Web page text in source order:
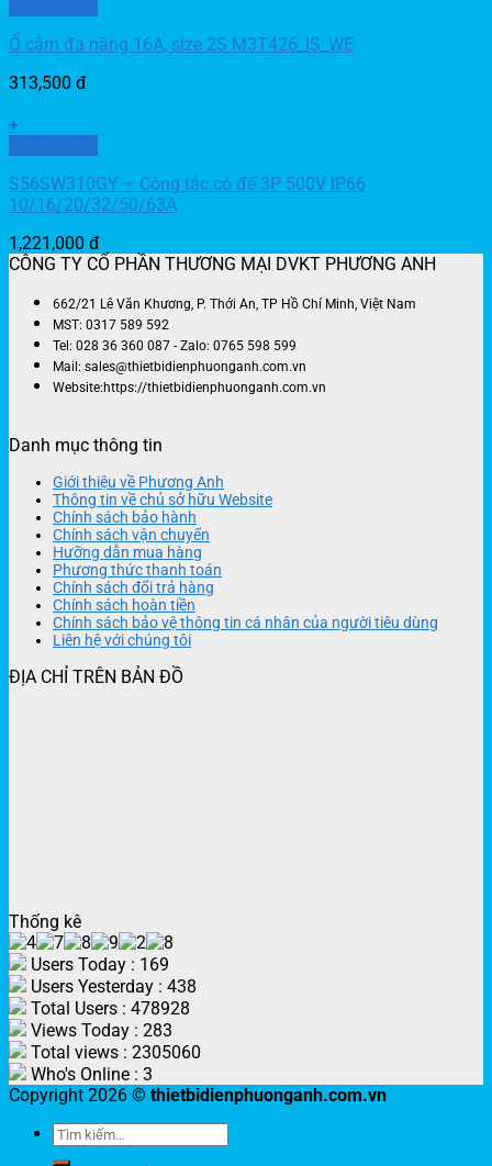
Ổ cắm đa năng 16A, size 2S M3T426_IS_WE
313,500 đ
+
S56SW310GY – Công tắc có đế 3P 500V IP66
10/16/20/32/50/63A
1,221,000 đ
CÔNG TY CỔ PHẦN THƯƠNG MẠI DVKT PHƯƠNG ANH
662/21 Lê Văn Khương, P. Thới An, TP Hồ Chí Minh, Việt Nam
MST: 0317 589 592
Tel: 028 36 360 087 - Zalo: 0765 598 599
Mail: sales@thietbidienphuonganh.com.vn
Website:https://thietbidienphuonganh.com.vn
Danh mục thông tin
Giới thiệu về Phương Anh
Thông tin về chủ sở hữu Website
Chính sách bảo hành
Chính sách vận chuyển
Hưỡng dẫn mua hàng
Phương thức thanh toán
Chính sách đổi trả hàng
Chính sách hoàn tiền
Chính sách bảo vệ thông tin cá nhân của người tiêu dùng
Liên hệ với chúng tôi
ĐỊA CHỈ TRÊN BẢN ĐỒ
Thống kê
Users Today : 169
Users Yesterday : 438
Total Users : 478928
Views Today : 283
Total views : 2305060
Who's Online : 3
Copyright 2026 © thietbidienphuonganh.com.vn